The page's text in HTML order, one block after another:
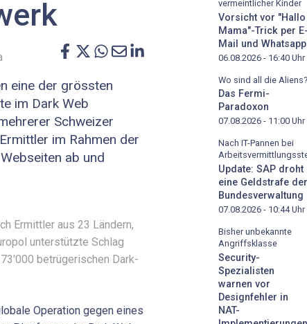
eine der grössten
im Dark Web
Schweizer
im Rahmen der
ab und
Ermittler aus 23 Ländern,
unterstützte Schlag
betrügerischen Dark-
Operation gegen eines
vermeintlicher Kinder
Vorsicht vor "Hallo
Mama"-Trick per E-
Mail und Whatsapp
06.08.2026 - 16:40 Uhr
Wo sind all die Aliens?
Das Fermi-
Paradoxon
07.08.2026 - 11:00 Uhr
Nach IT-Pannen bei
Update: SAP droht
eine Geldstrafe der
Bundesverwaltung
07.08.2026 - 10:44Uhr
Bisher unbekannte
Angriffsklasse
Security-
Spezialisten
warnen vor
Designfehler in
NAT-